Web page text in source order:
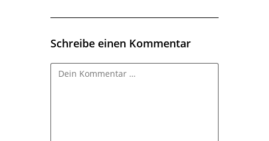
Schreibe einen Kommentar
Kommentar